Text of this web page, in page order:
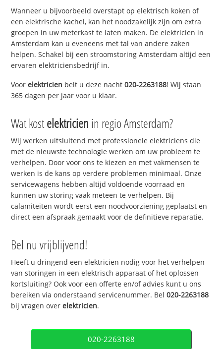
Wanneer u bijvoorbeeld overstapt op elektrisch koken of
een elektrische kachel, kan het noodzakelijk zijn om extra
groepen in uw meterkast te laten maken. De elektricien in
Amsterdam kan u eveneens met tal van andere zaken
helpen. Schakel bij een stroomstoring Amsterdam altijd een
ervaren elektriciensbedrijf in.
Voorelektricien belt u deze nacht020-2263188! Wij staan
365 dagen per jaar voor u klaar.
Wat kostelektricien in regio Amsterdam?
Wij werken uitsluitend met professionele elektriciens die
met de nieuwste technologie werken om uw probleem te
verhelpen. Door voor ons te kiezen en met vakmensen te
werken is de kans op verdere problemen minimaal. Onze
servicewagens hebben altijd voldoende voorraad en
kunnen uw storing vaak meteen te verhelpen. Bij
calamiteiten wordt eerst een noodvoorziening geplaatst en
direct een afspraak gemaakt voor de definitieve reparatie.
Bel nu vrijblijvend!
Heeft u dringend een elektricien nodig voor het verhelpen
van storingen in een elektrisch apparaat of het oplossen
kortsluiting? Ook voor een offerte en/of advies kunt u ons
bereiken via onderstaand servicenummer. Bel020-2263188
bij vragen overelektricien.
020-2263188